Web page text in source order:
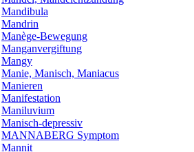
Mandibula
Mandrin
Manège-Bewegung
Manganvergiftung
Mangy
Manie, Manisch, Maniacus
Manieren
Manifestation
Maniluvium
Manisch-depressiv
MANNABERG Symptom
Mannit